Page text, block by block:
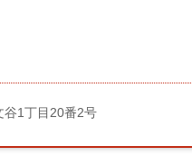
1丁目20番2号